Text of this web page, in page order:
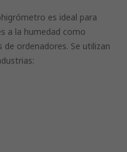
es ideal para
a la humedad como
ordenadores. Se utilizan